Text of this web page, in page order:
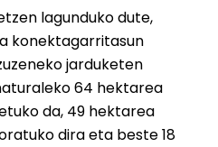
lagunduko dute,
konektagarritasun
jarduketen
64 hektarea
da, 49 hektarea
dira eta beste 18